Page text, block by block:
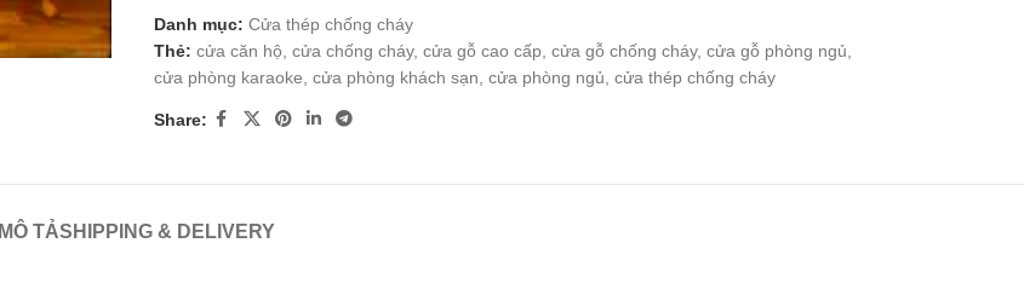
Danh mục: Cửa thép chống cháy
Thẻ: cửa căn hộ cửa chống cháy, cửa gỗ cao cấp, cửa gỗ chống cháy, cửa gỗ phòng ngủ
cửa phòng karaoke cửa phòng khách sạn cửa phòng ngủ cửa thép chống cháy
Share:
MÔ TẢSHIPPING & DELIVERY